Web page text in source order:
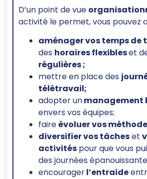
D’un point de vue
activité le permet, vous pouvez
aménagervos temps de
des horaires flexibleset
régulières ;
mettre en place des
télétravail;
adopter unmanagement
envers vos équipes;
faireévoluer vos
diversifiervos tâcheset
activités pour que vous
des journées
encouragerl’entraide